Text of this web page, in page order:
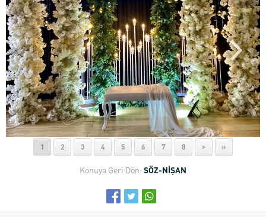
1 2 3 4 5 6 7 8 > »
Konuya Geri Dön: SÖZ-NİŞAN